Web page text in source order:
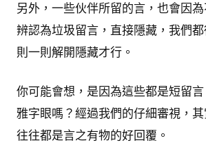
另外，一些伙伴所留的言，也會因
辨認為垃圾留言，直接隱藏，我們
則一則解開隱藏才行。
你可能會想，是因為這些都是短留
雅字眼嗎？經過我們的仔細審視，
往往都是言之有物的好回覆。